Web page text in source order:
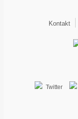
Kontakt
Twitter